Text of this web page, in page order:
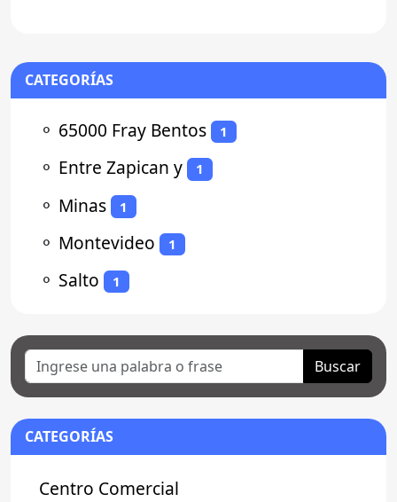
CATEGORÍAS
⚬ 65000 Fray Bentos 1
⚬ Entre Zapican y 1
⚬ Minas 1
⚬ Montevideo 1
⚬ Salto 1
Buscar
CATEGORÍAS
Centro Comercial